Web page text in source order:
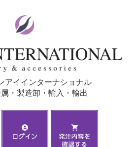
アイインターナショナル
・製造卸・輸入・輸出